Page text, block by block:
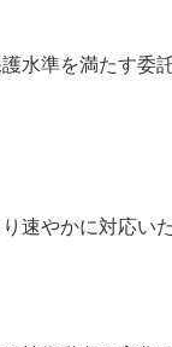
水準を満たす委
速やかに対応いた